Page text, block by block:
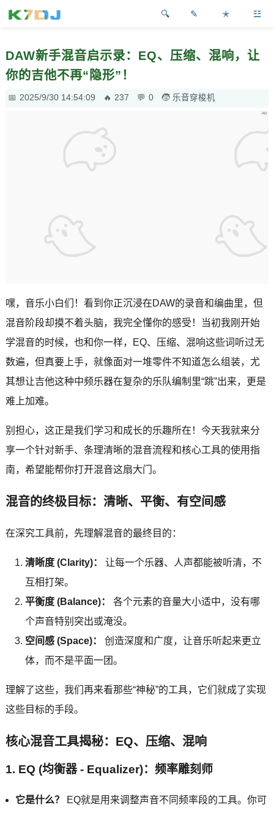
✎ ✭ ☳
DAW新手混音启示录：EQ、压缩、混响，让
你的吉他不再“隐形”！
2025/9/30 14:54:09 237 0 乐音穿梭机
嘿，音乐小白们！看到你正沉浸在DAW的录音和编曲里，但
混音阶段却摸不着头脑，我完全懂你的感受！当初我刚开始
学混音的时候，也和你一样，EQ、压缩、混响这些词听过无
数遍，但真要上手，就像面对一堆零件不知道怎么组装，尤
其想让吉他这种中频乐器在复杂的乐队编制里“跳”出来，更是
难上加难。
别担心，这正是我们学习和成长的乐趣所在！今天我就来分
享一个针对新手、条理清晰的混音流程和核心工具的使用指
南，希望能帮你打开混音这扇大门。
混音的终极目标：清晰、平衡、有空间感
在深究工具前，先理解混音的最终目的：
清晰度 (Clarity)：
让每一个乐器、人声都能被听清，不
互相打架。
平衡度 (Balance)：
各个元素的音量大小适中，没有哪
个声音特别突出或淹没。
空间感 (Space)：
创造深度和广度，让音乐听起来更立
体，而不是平面一团。
理解了这些，我们再来看那些“神秘”的工具，它们就成了实现
这些目标的手段。
核心混音工具揭秘：EQ、压缩、混响
1. EQ (均衡器 - Equalizer)：频率雕刻师
它是什么？
EQ就是用来调整声音不同频率段的工具。你可